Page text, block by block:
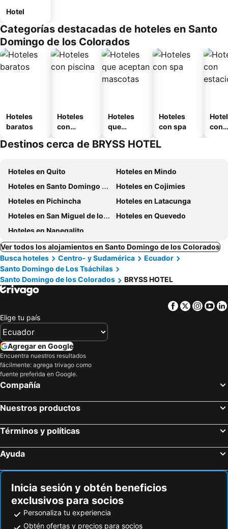
Hotel
Categorías destacadas de hoteles en Santo
Domingo de los Colorados
Hoteles
baratos
Hoteles
con
Hoteles
que
mascotas
Hoteles
con spa
con
Destinos cerca de BRYSS HOTEL
Hoteles en Quito
Hoteles en Mindo
Hoteles en Santo Domingo de los Colorados
Hoteles en Cojimies
Hoteles en Pichincha
Hoteles en Latacunga
Hoteles en San Miguel de los Bancos
Hoteles en Quevedo
Hoteles en Nanegalito
Ver todos los alojamientos en Santo Domingo de los Colorados
Busca hoteles
Centro- y Sudamérica
Ecuador
Santo Domingo de Los Tsáchilas
Santo Domingo de los Colorados
BRYSS HOTEL
Facebook
Twitter
Elige tu país
Agregar en Google
Encuentra nuestros resultados
fácilmente: agrega trivago como
fuente preferida en Google.
Compañía
Nuestros productos
Términos y políticas
Ayuda
Inicia sesión y obtén beneficios
exclusivos para socios
Personaliza tu experiencia
Obtén ofertas y precios para socios